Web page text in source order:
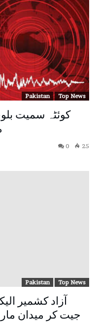
Pakistan Top News
کوئٹہ سمیت
0 25
Pakistan Top News
جیت کر میدان مار لیا،